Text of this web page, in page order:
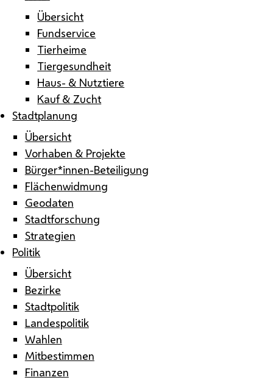
Übersicht
Fundservice
Tierheime
Tiergesundheit
Haus- & Nutztiere
Kauf & Zucht
Stadtplanung
Übersicht
Vorhaben & Projekte
Bürger*innen-Beteiligung
Flächenwidmung
Geodaten
Stadtforschung
Strategien
Politik
Übersicht
Bezirke
Stadtpolitik
Landespolitik
Wahlen
Mitbestimmen
Finanzen